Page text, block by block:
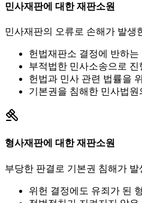
민사재판에 대한 재판소원
민사재판의 오류로 손해가 발생
헌법재판소 결정에 반하는
부적법한 민사소송으로 진
헌법과 민사 관련 법률을
기본권을 침해한 민사법원
형사재판에 대한 재판소원
부당한 판결로 기본권 침해가 발
위헌 결정에도 유죄가 된